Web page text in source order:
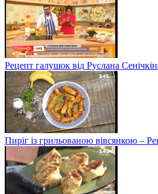
Рецепт галушок від Руслана
Пиріг із грильованою вівсянкою –